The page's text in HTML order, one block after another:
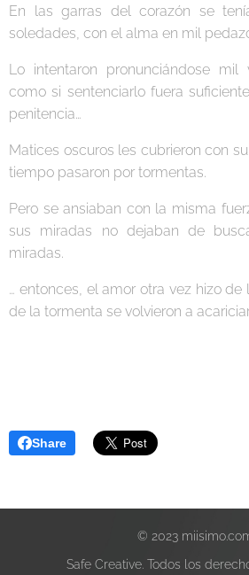
En las garras del corazón se
soledades, con el alma en mil
Lo intentaron pronunciándose mil
como si sentenciarlo fuera
penitencia…
Matices oscuros les cubrieron con
tiempo pasaron por tormentas.
Pero se ansiaban con la misma
sus miradas no dejaban de
miradas.
… entonces, el amor otra vez hizo
de la tormenta se volvieron a
Share
© 2023
Safe Creative. Todos los